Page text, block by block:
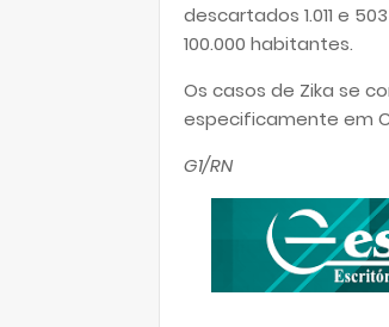
descartados 1.011 e
100.000 habitantes.
Os casos de Zika se
especificamente em
G1/RN